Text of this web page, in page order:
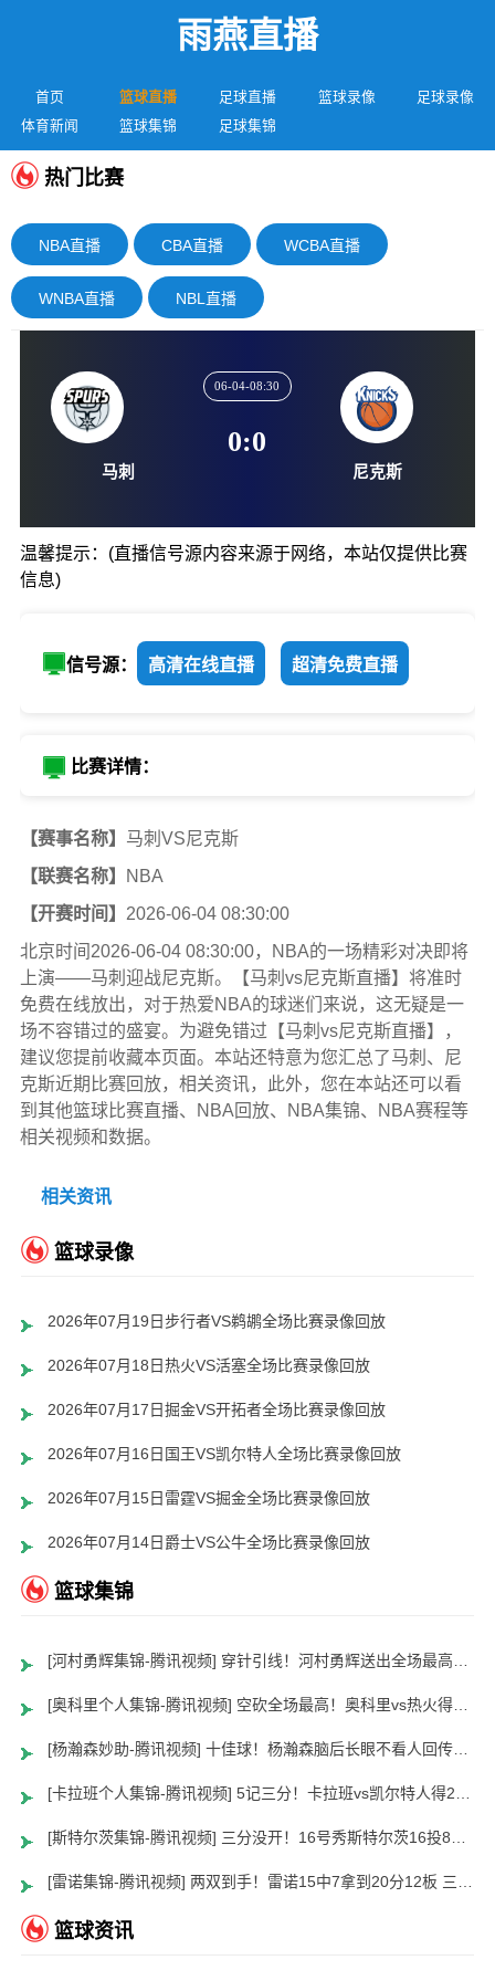
雨燕直播
首页 篮球直播 足球直播 篮球录像
足球录像
体育新闻
篮球集锦 足球集锦
热门比赛
NBA直播 CBA直播 WCBA直播
WNBA直播 NBL直播
0:0
温馨提示：(直播信号源内容来源于网络，本站仅提供比赛
信息)
信号源： 高清在线直播 超清免费直播
比赛详情：
【赛事名称】 马刺VS尼克斯
【联赛名称】
NBA
【开赛时间】 2026-06-04 08:30:00
北京时间2026-06-04 08:30:00，NBA的一场精彩对决即将
上演——马刺迎战尼克斯。【马刺vs尼克斯直播】将准时
免费在线放出，对于热爱NBA的球迷们来说，这无疑是一
场不容错过的盛宴。为避免错过【马刺vs尼克斯直播】，
建议您提前收藏本页面。本站还特意为您汇总了马刺、尼
克斯近期比赛回放，相关资讯，此外，您在本站还可以看
到其他篮球比赛直播、NBA回放、NBA集锦、NBA赛程等
相关视频和数据。
相关资讯
篮球录像
2026年07月19日步行者VS鹈鹕全场比赛录像回放
2026年07月18日热火VS活塞全场比赛录像回放
2026年07月17日掘金VS开拓者全场比赛录像回放
2026年07月16日国王VS凯尔特人全场比赛录像回放
2026年07月15日雷霆VS掘金全场比赛录像回放
2026年07月14日爵士VS公牛全场比赛录像回放
篮球集锦
[河村勇辉集锦-腾讯视频] 穿针引线！河村勇辉送出全场最高12助攻 8中2拿到5分5板
[奥科里个人集锦-腾讯视频] 空砍全场最高！奥科里vs热火得27分4板
[杨瀚森妙助-腾讯视频] 十佳球！杨瀚森脑后长眼不看人回传助队友暴扣
[卡拉班个人集锦-腾讯视频] 5记三分！卡拉班vs凯尔特人得21+8
[斯特尔茨集锦-腾讯视频] 三分没开！16号秀斯特尔茨16投8中&三分8中2得到22分2板6助
[雷诺集锦-腾讯视频] 两双到手！雷诺15中7拿到20分12板 三分5中2
篮球资讯